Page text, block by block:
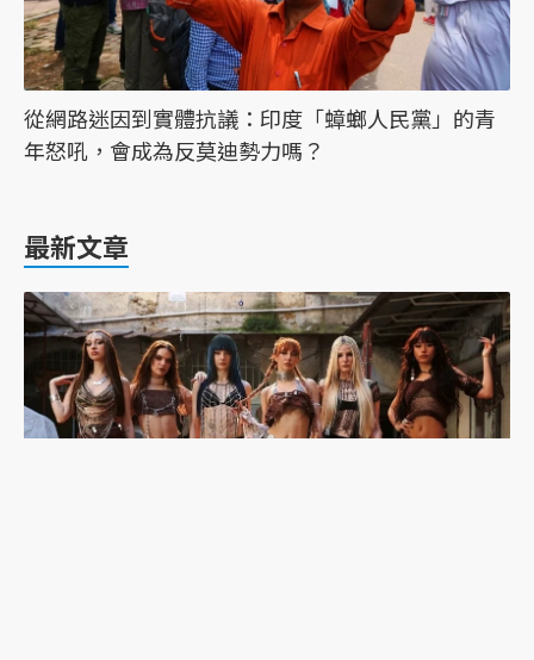
從網路迷因到實體抗議：印度「蟑螂人民黨」的青
年怒吼，會成為反莫迪勢力嗎？
最新文章